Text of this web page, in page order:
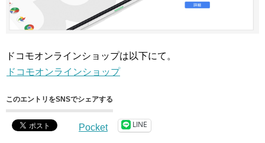
ドコモオンラインショップは以下にて。
ドコモオンラインショップ
このエントリをSNSでシェアする
Pocket LINE